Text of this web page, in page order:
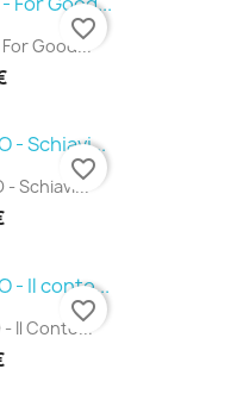
For Good...
favorite_border
- Schiavi...
favorite_border
- Il Conte...
favorite_border